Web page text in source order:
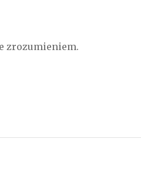
zrozumieniem.